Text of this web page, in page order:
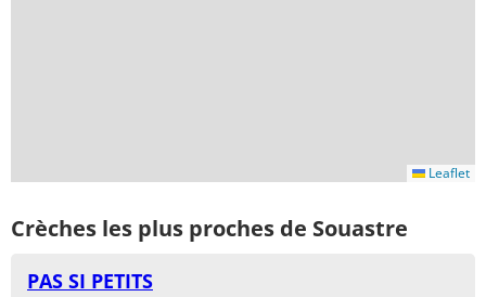
Leaflet
Crèches les plus proches de Souastre
PAS SI PETITS